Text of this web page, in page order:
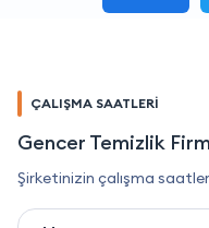
ÇALIŞMA SAATLERİ
Gencer Temizlik
Şirketinizin çalışma